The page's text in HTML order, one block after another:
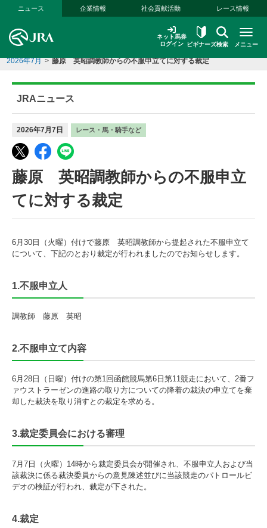
本文へ移動する
ニュース 企業情報 社会貢献活動 レース情報
ネット馬券
ログイン
ビギナーズ検索 メニュー
2026年7月 > 藤原 英昭調教師からの不服申立てに対する裁定
JRAニュース
2026年7月7日 レース・馬・騎手など
藤原 英昭調教師からの不服申立
てに対する裁定
6月30日（火曜）付けで藤原 英昭調教師から提起された不服申立て
について、下記のとおり裁定が行われましたのでお知らせします。
1.不服申立人
調教師 藤原 英昭
2.不服申立て内容
6月28日（日曜）付けの第1回函館競馬第6日第11競走において、2番フ
ァウストラーゼンの進路の取り方についての降着の裁決の申立てを棄
却した裁決を取り消すとの裁定を求める。
3.裁定委員会における審理
7月7日（火曜）14時から裁定委員会が開催され、不服申立人および当
該裁決に係る裁決委員からの意見陳述並びに当該競走のパトロールビ
デオの検証が行われ、裁定が下された。
4.裁定